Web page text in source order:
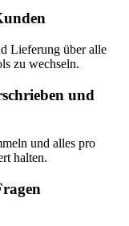
Lieferung über alle
zu wechseln.
und
und alles pro
halten.